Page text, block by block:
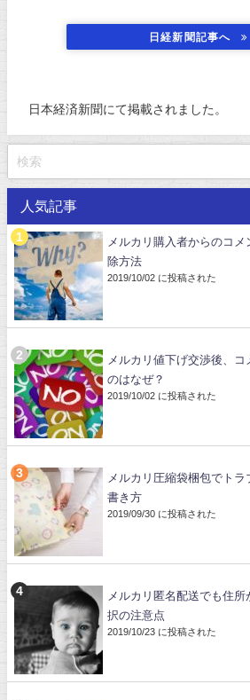
日経新聞記事へ
日本経済新聞にて掲載されました。
人気記事
メルカリ購入者からのコメ
除方法
2019/10/02 に投稿された
メルカリ値下げ交渉後、
のはなぜ？
2019/10/02 に投稿された
メルカリ圧縮袋梱包でト
書き方
2019/09/30 に投稿された
メルカリ匿名配送でも住
択の注意点
2019/10/23 に投稿された